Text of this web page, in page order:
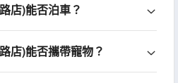
店)能否泊車？
店)能否攜帶寵物？